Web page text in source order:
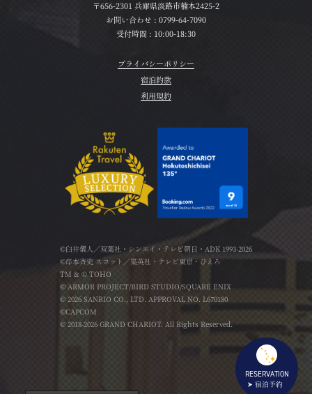
RESERVATION
宿泊予約
〒656-2301 兵庫県淡路市楠本2425-2
お問い合わせ : 0799-64-7090
受付時間 : 10:00-18:30
プライバシーポリシー
宿泊約款
利用規約
©臼井儀人／双葉社・シンエイ・テレビ朝日・ADK 1993-2026
©岸本斉史 スコット／集英社・テレビ東京・ぴえろ
TM & © TOHO
© ARMOR PROJECT/BIRD STUDIO/SQUARE ENIX
© 2026 SANRIO CO., LTD. APPROVAL NO. L670180
©CAPCOM
© 2018-2026 GRAND CHARIOT. All Rights Reserved.